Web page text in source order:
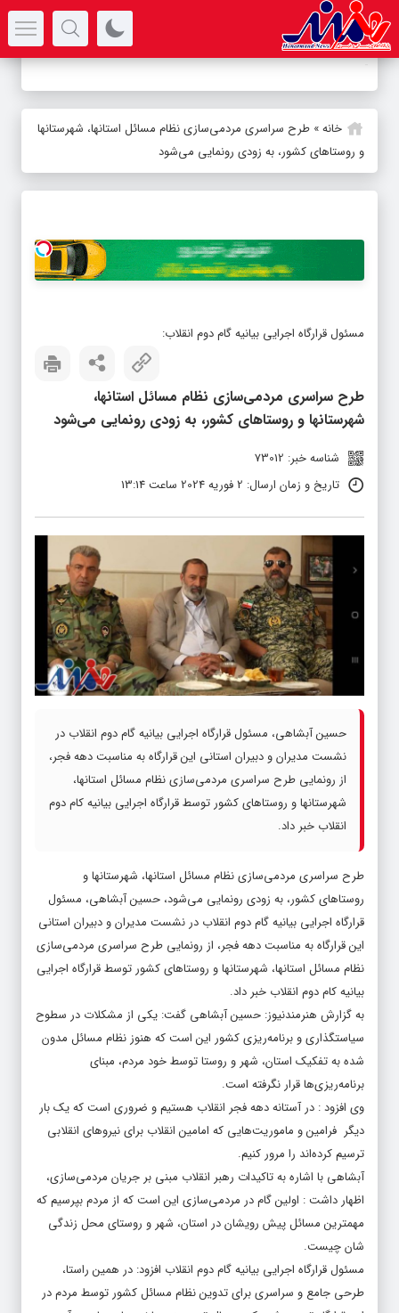
-
خانه» طرح سراسری مردمی‌سازی نظام مسائل استانها، شهرستانها
و روستاهای کشور، به زودی رونمایی می‌شود
مسئول قرارگاه اجرایی بیانیه گام دوم انقلاب:
طرح سراسری مردمی‌سازی نظام مسائل استانها،
شهرستانها و روستاهای کشور، به زودی رونمایی می‌شود
شناسه خبر: 73012
تاریخ و زمان ارسال: 2 فوریه 2024 ساعت 13:14
حسین آبشاهی، مسئول قرارگاه اجرایی بیانیه گام دوم انقلاب در
نشست مدیران و دبیران استانی این قرارگاه به مناسبت دهه فجر،
از رونمایی طرح سراسری مردمی‌سازی نظام مسائل استانها،
شهرستانها و روستاهای کشور توسط قرارگاه اجرایی بیانیه کام دوم
انقلاب خبر داد‌.
طرح سراسری مردمی‌سازی نظام مسائل استانها، شهرستانها و
روستاهای کشور، به زودی رونمایی می‌شود، حسین آبشاهی، مسئول
قرارگاه اجرایی بیانیه گام دوم انقلاب در نشست مدیران و دبیران استانی
این قرارگاه به مناسبت دهه فجر، از رونمایی طرح سراسری مردمی‌سازی
نظام مسائل استانها، شهرستانها و روستاهای کشور توسط قرارگاه اجرایی
بیانیه کام دوم انقلاب خبر داد‌.
به گزارش هنرمندنیوز: حسین آبشاهی گفت: یکی از مشکلات در سطوح
سیاستگذاری و برنامه‌ریزی کشور این است که هنوز نظام مسائل مدون
شده به تفکیک استان، شهر و روستا توسط خود مردم، مبنای
برنامه‌ریزی‌ها قرار نگرفته است.
وی افزود : در آستانه دهه فجر انقلاب هستیم و ضروری است که یک بار
دیگر فرامین و ماموریت‌هایی که امامین انقلاب برای نیروهای انقلابی
ترسیم کرده‌اند را مرور کنیم.
آبشاهی با اشاره به تاکیدات رهبر انقلاب مبنی بر جریان مردمی‌سازی،
اظهار داشت : اولین گام در مردمی‌سازی این است که از مردم بپرسیم که
مهمترین مسائل پیش رویشان در استان، شهر و روستای محل زندگی
شان چیست.
مسئول قرارگاه اجرایی بیانیه گام دوم انقلاب افزود: در همین راستا،
طرحی جامع و سراسری برای تدوین نظام مسائل کشور توسط مردم در